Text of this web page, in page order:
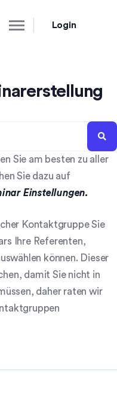
Login
Sie am besten zu aller
Sie dazu auf
Einstellungen.
Kontaktgruppe Sie
Ihre Referenten,
können. Dieser
damit Sie nicht in
daher raten wir